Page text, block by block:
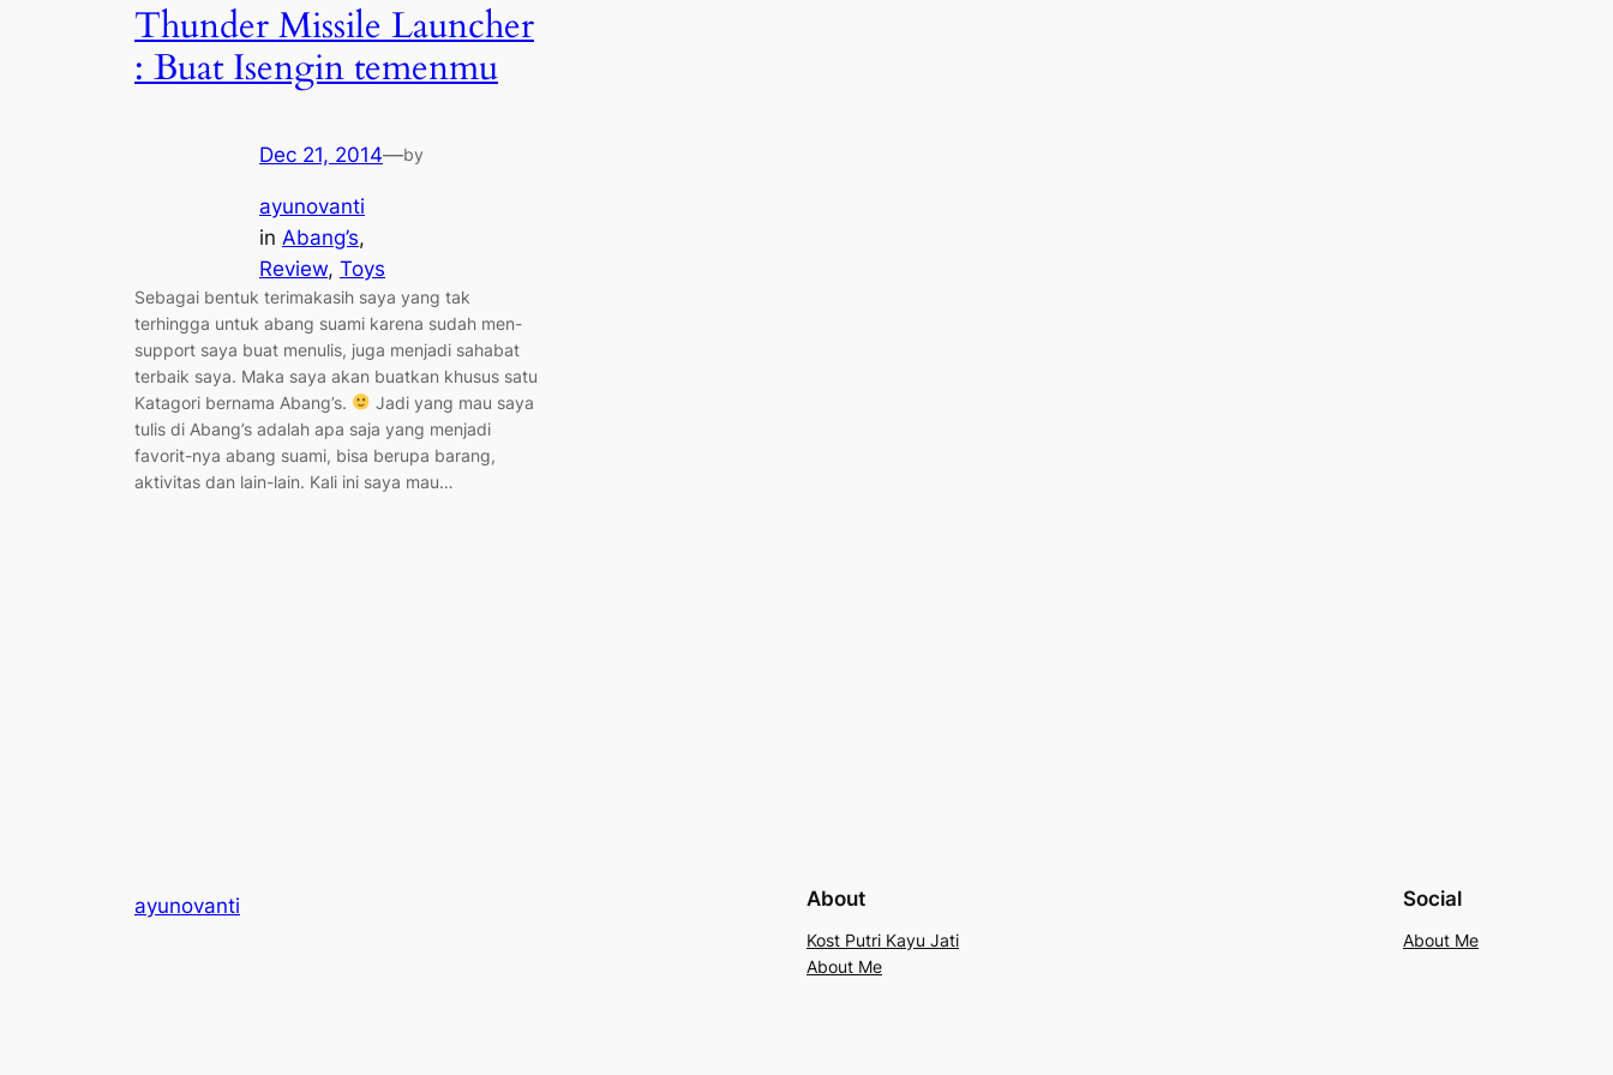
Thunder Missile Launcher
: Buat Isengin temenmu
Dec 21, 2014—by
ayunovanti
in Abang’s
Review, Toys
Sebagai bentuk terimakasih saya yang tak
terhingga untuk abang suami karena sudah men-
support saya buat menulis, juga menjadi sahabat
terbaik saya. Maka saya akan buatkan khusus satu
Katagori bernama Abang’s.
Jadi yang mau saya
tulis di Abang’s adalah apa saja yang menjadi
favorit-nya abang suami, bisa berupa barang,
aktivitas dan lain-lain. Kali ini saya mau…
ayunovanti About
Kost Putri Kayu Jati
About Me
Social
About Me